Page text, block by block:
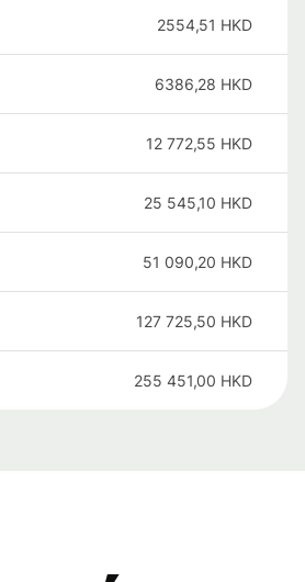
2554,51 HKD
6386,28 HKD
12 772,55 HKD
25 545,10 HKD
51 090,20 HKD
127 725,50 HKD
255 451,00 HKD